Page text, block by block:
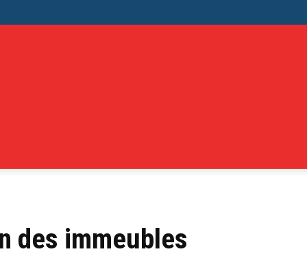
des immeubles